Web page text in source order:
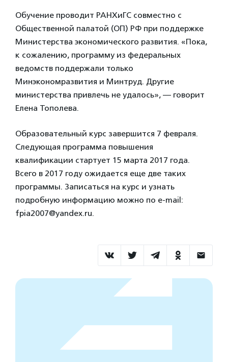
Обучение проводит РАНХиГС совместно с
Общественной палатой (ОП) РФ при поддержке
Министерства экономического развития. «Пока,
к сожалению, программу из федеральных
ведомств поддержали только
Минэкономразвития и Минтруд. Другие
министерства привлечь не удалось», — говорит
Елена Тополева.
Образовательный курс завершится 7 февраля.
Следующая программа повышения
квалификации стартует 15 марта 2017 года.
Всего в 2017 году ожидается еще две таких
программы. Записаться на курс и узнать
подробную информацию можно по e-mail:
fpia2007@yandex.ru.